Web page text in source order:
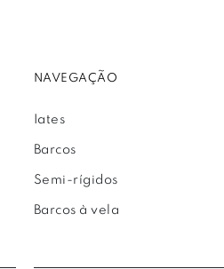
NAVEGAÇÃO
Iates
Barcos
Semi-rígidos
Barcos à vela